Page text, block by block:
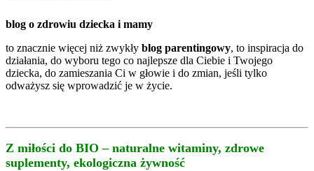
blog o zdrowiu dziecka i mamy
to znacznie więcej niż zwykły blog parentingowy, to inspiracja do
działania, do wyboru tego co najlepsze dla Ciebie i Twojego
dziecka, do zamieszania Ci w głowie i do zmian, jeśli tylko
odważysz się wprowadzić je w życie.
Z miłości do BIO – naturalne witaminy, zdrowe
suplementy, ekologiczna żywność